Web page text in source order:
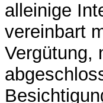
alleinige
vereinbart
Vergütung,